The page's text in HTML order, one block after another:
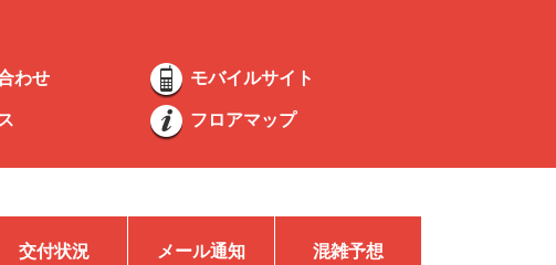
わせ モバイルサイト
フロアマップ
交付状況
メール通知
混雑予想